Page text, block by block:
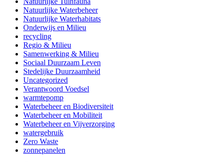
Natuurlijke Waterbeheer
Natuurlijke Waterhabitats
Onderwijs en Milieu
recycling
Regio & Milieu
Samenwerking & Milieu
Sociaal Duurzaam Leven
Stedelijke Duurzaamheid
Uncategorized
Verantwoord Voedsel
warmtepomp
Waterbeheer en Biodiversiteit
Waterbeheer en Mobiliteit
Waterbeheer en Vijverzorging
watergebruik
Zero Waste
zonnepanelen